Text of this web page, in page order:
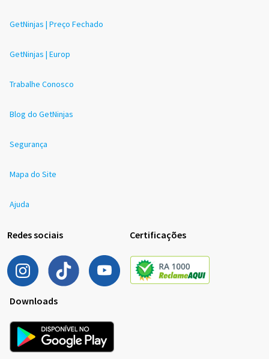
GetNinjas | Preço Fechado
GetNinjas | Europ
Trabalhe Conosco
Blog do GetNinjas
Segurança
Mapa do Site
Ajuda
Redes sociais Certificações
Downloads